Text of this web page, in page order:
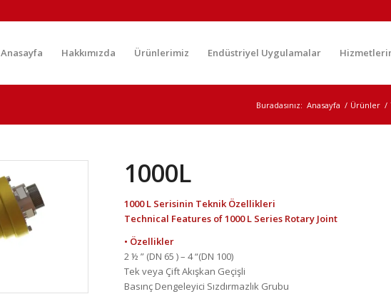
Anasayfa Hakkımızda Ürünlerimiz Endüstriyel Uygulamalar
Buradasınız: Anasayfa / Ürünler /
1000L
1000 L Serisinin Teknik Özellikleri
Technical Features of 1000 L Series Rotary Joint
• Özellikler
2 ½ ” (DN 65 ) – 4 “(DN 100)
Tek veya Çift Akışkan Geçişli
Basınç Dengeleyici Sızdırmazlık Grubu